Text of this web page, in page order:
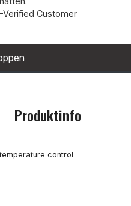
-Verified Customer
Produktinfo
control